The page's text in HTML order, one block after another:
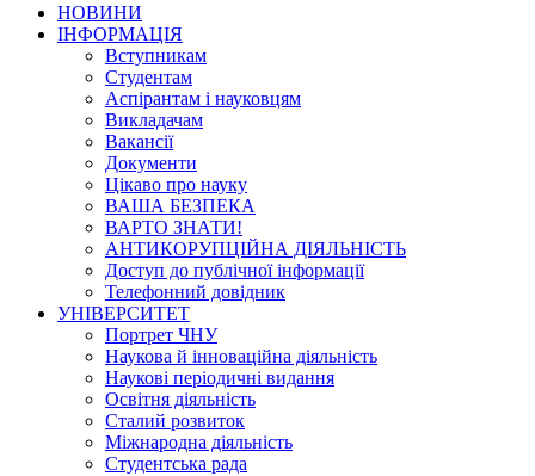
НОВИНИ
ІНФОРМАЦІЯ
Вступникам
Студентам
Аспірантам і науковцям
Викладачам
Вакансії
Документи
Цікаво про науку
ВАША БЕЗПЕКА
ВАРТО ЗНАТИ!
АНТИКОРУПЦІЙНА ДІЯЛЬНІСТЬ
Доступ до публічної інформації
Телефонний довідник
УНІВЕРСИТЕТ
Портрет ЧНУ
Наукова й інноваційна діяльність
Наукові періодичні видання
Освітня діяльність
Сталий розвиток
Міжнародна діяльність
Студентська рада